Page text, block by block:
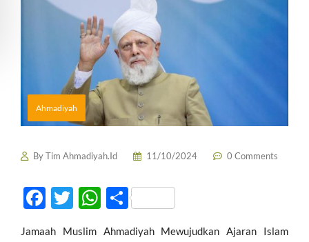
Ahmadiyah
ByTim Ahmadiyah.Id 11/10/2024 0 Comments
F
T
W S
Jamaah Muslim Ahmadiyah Mewujudkan Ajaran Islam